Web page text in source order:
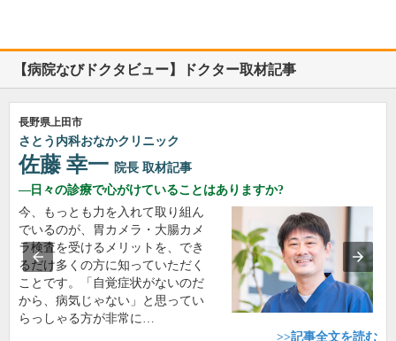
【病院なびドクタビュー】ドクター取材記事
長野県上田市
さとう内科おなかクリニック
佐藤 幸一 院長 取材記事
日々の診療で心がけていることはありますか?
今、もっとも力を入れて取り組ん
でいるのが、胃カメラ・大腸カメ
ラ検査を受けるメリットを、でき
るだけ多くの方に知っていただく
ことです。「自覚症状がないのだ
から、病気じゃない」と思ってい
らっしゃる方が非常に…
>>記事全文を読む